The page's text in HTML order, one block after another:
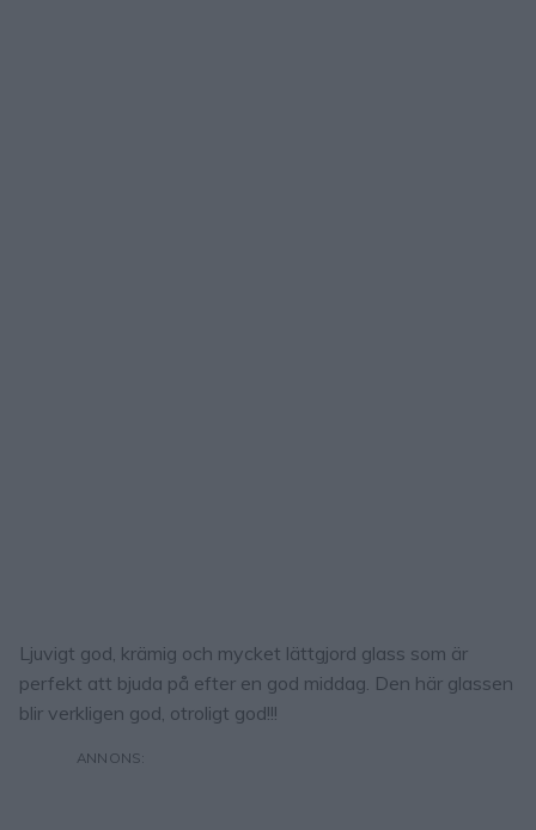
Ljuvigt god, krämig och mycket lättgjord glass som är
perfekt att bjuda på efter en god middag. Den här glassen
blir verkligen god, otroligt god!!!